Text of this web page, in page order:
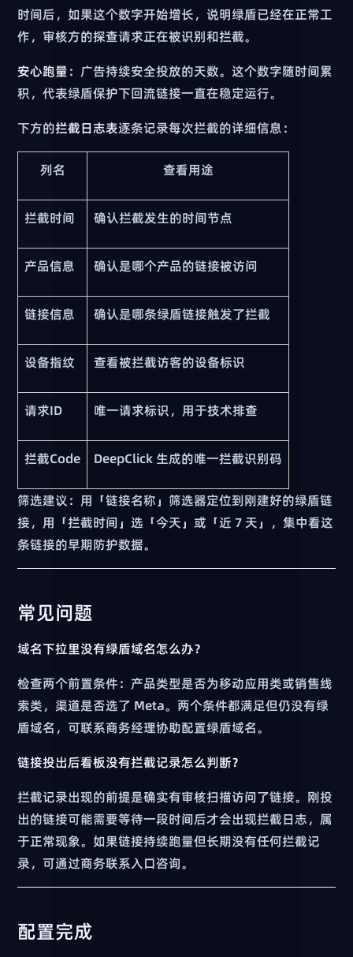
时间后，如果这个数字开始增长，说明绿盾已经在正常工
作，审核方的探查请求正在被识别和拦截。
安心跑量：广告持续安全投放的天数。这个数字随时间累
积，代表绿盾保护下回流链接一直在稳定运行。
下方的拦截日志表逐条记录每次拦截的详细信息：
列名 查看用途
拦截时间 确认拦截发生的时间节点
产品信息 确认是哪个产品的链接被访问
链接信息 确认是哪条绿盾链接触发了拦截
设备指纹 查看被拦截访客的设备标识
请求ID 唯一请求标识，用于技术排查
拦截Code DeepClick 生成的唯一拦截识别码
筛选建议：用「链接名称」筛选器定位到刚建好的绿盾链
接，用「拦截时间」选「今天」或「近 7 天」，集中看这
条链接的早期防护数据。
常见问题
域名下拉里没有绿盾域名怎么办？
检查两个前置条件：产品类型是否为移动应用类或销售线
索类，渠道是否选了 Meta。两个条件都满足但仍没有绿
盾域名，可联系商务经理协助配置绿盾域名。
链接投出后看板没有拦截记录怎么判断？
拦截记录出现的前提是确实有审核扫描访问了链接。刚投
出的链接可能需要等待一段时间后才会出现拦截日志，属
于正常现象。如果链接持续跑量但长期没有任何拦截记
录，可通过商务联系入口咨询。
配置完成